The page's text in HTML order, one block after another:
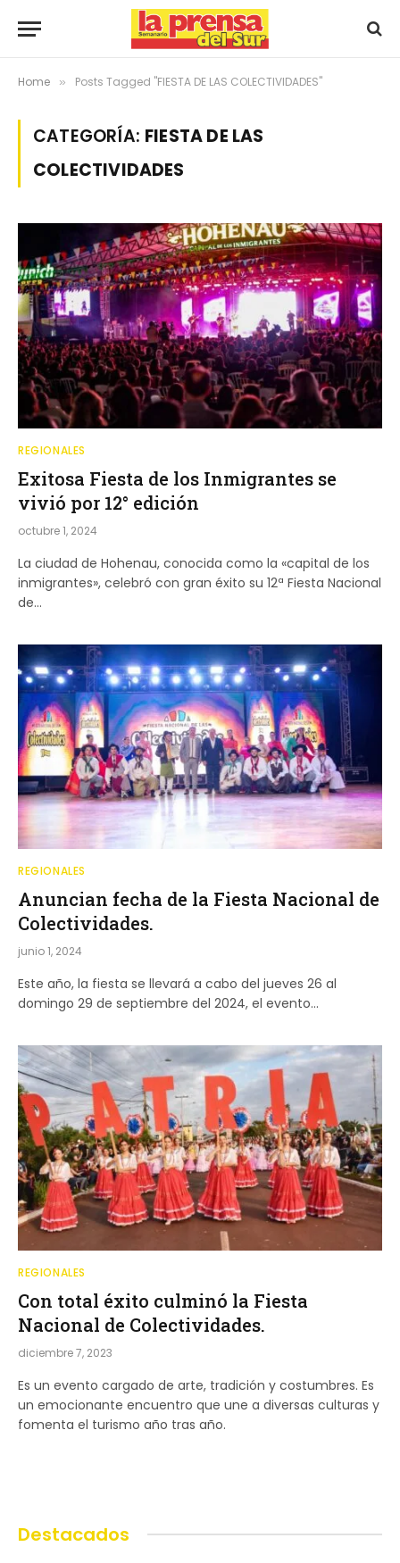
Home » Posts Tagged "FIESTA DE LAS COLECTIVIDADES"
CATEGORÍA: FIESTA DE LAS
COLECTIVIDADES
REGIONALES
Exitosa Fiesta de los Inmigrantes se
vivió por 12° edición
octubre 1, 2024
La ciudad de Hohenau, conocida como la «capital de los
inmigrantes», celebró con gran éxito su 12ª Fiesta Nacional
de…
REGIONALES
Anuncian fecha de la Fiesta Nacional de
Colectividades.
junio 1, 2024
Este año, la fiesta se llevará a cabo del jueves 26 al
domingo 29 de septiembre del 2024, el evento…
REGIONALES
Con total éxito culminó la Fiesta
Nacional de Colectividades.
diciembre 7, 2023
Es un evento cargado de arte, tradición y costumbres. Es
un emocionante encuentro que une a diversas culturas y
fomenta el turismo año tras año.
Destacados